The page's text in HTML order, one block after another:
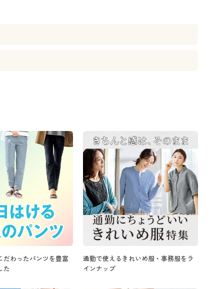
だわったパンツを豊富
た
通勤で使えるきれいめ服・事務服をラ
インナップ